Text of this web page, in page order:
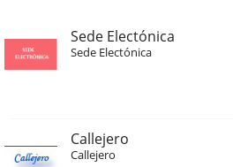
Sede Electónica
Sede Electónica
Callejero
Callejero